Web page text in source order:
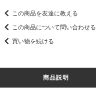
この商品を友達に教える
この商品について問い合わせる
買い物を続ける
商品説明